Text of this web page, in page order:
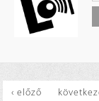
‹ előző